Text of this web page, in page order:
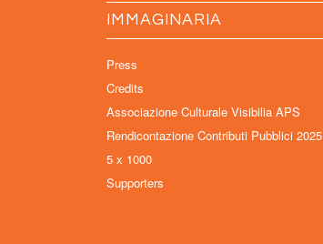
IMMAGINARIA
Press
Credits
Associazione Culturale Visibilia APS
Rendicontazione Contributi Pubblici 2025
5 x 1000
Supporters